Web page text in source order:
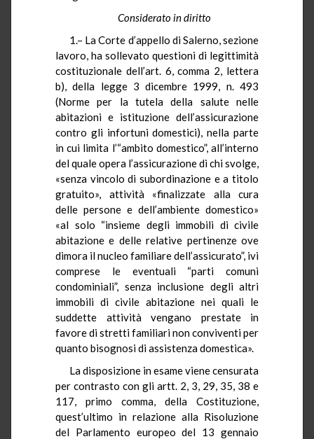
Considerato in diritto
1.– La Corte d’appello di Salerno, sezione
lavoro, ha sollevato questioni di legittimità
costituzionale dell’art. 6, comma 2, lettera
b), della legge 3 dicembre 1999, n. 493
(Norme per la tutela della salute nelle
abitazioni e istituzione dell’assicurazione
contro gli infortuni domestici), nella parte
in cui limita l’“ambito domestico”, all’interno
del quale opera l’assicurazione di chi svolge,
«senza vincolo di subordinazione e a titolo
gratuito», attività «finalizzate alla cura
delle persone e dell’ambiente domestico»
«al solo “insieme degli immobili di civile
abitazione e delle relative pertinenze ove
dimora il nucleo familiare dell’assicurato”, ivi
comprese le eventuali “parti comuni
condominiali”, senza inclusione degli altri
immobili di civile abitazione nei quali le
suddette attività vengano prestate in
favore di stretti familiari non conviventi per
quanto bisognosi di assistenza domestica».
La disposizione in esame viene censurata
per contrasto con gli artt. 2, 3, 29, 35, 38 e
117, primo comma, della Costituzione,
quest’ultimo in relazione alla Risoluzione
del Parlamento europeo del 13 gennaio